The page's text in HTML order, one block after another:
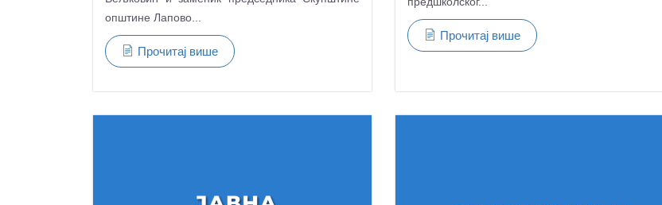
општине Лапово...
Прочитај више
Прочитај више